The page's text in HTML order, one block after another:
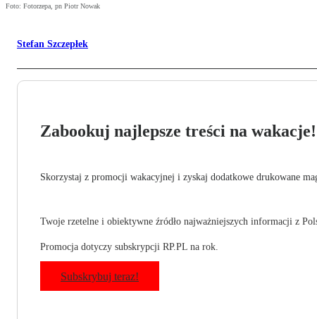
Foto: Fotorzepa, pn Piotr Nowak
Stefan Szczepłek
Zabookuj najlepsze treści na wakacje!
Skorzystaj z promocji wakacyjnej i zyskaj dodatkowe drukowane
Twoje rzetelne i obiektywne źródło najważniejszych informacji z
Promocja dotyczy subskrypcji RP.PL na rok.
Subskrybuj teraz!